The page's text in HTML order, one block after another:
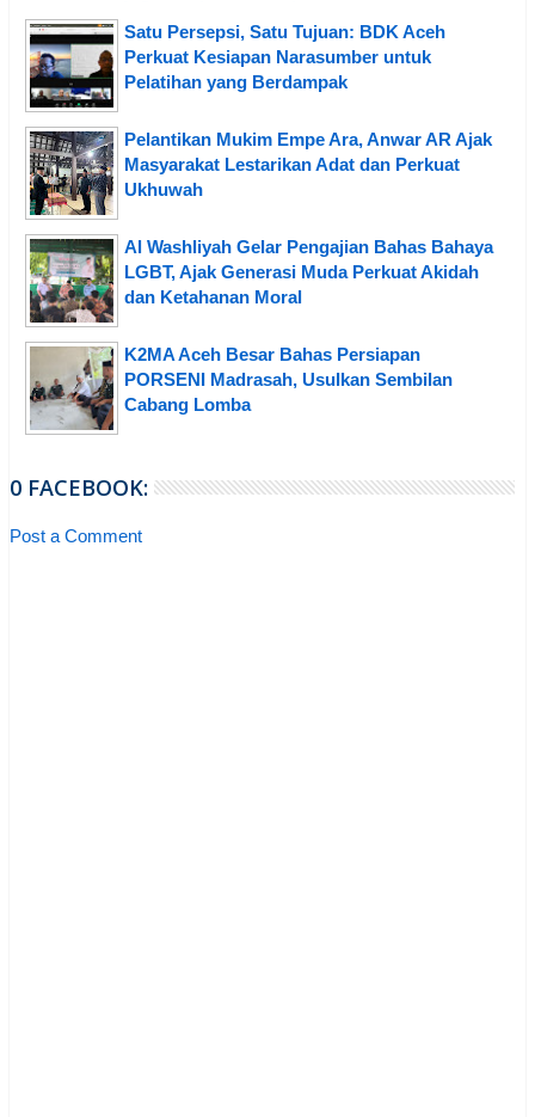
Satu Persepsi, Satu Tujuan: BDK Aceh
Perkuat Kesiapan Narasumber untuk
Pelatihan yang Berdampak
Pelantikan Mukim Empe Ara, Anwar AR Ajak
Masyarakat Lestarikan Adat dan Perkuat
Ukhuwah
Al Washliyah Gelar Pengajian Bahas Bahaya
LGBT, Ajak Generasi Muda Perkuat Akidah
dan Ketahanan Moral
K2MA Aceh Besar Bahas Persiapan
PORSENI Madrasah, Usulkan Sembilan
Cabang Lomba
0 FACEBOOK:
Post a Comment